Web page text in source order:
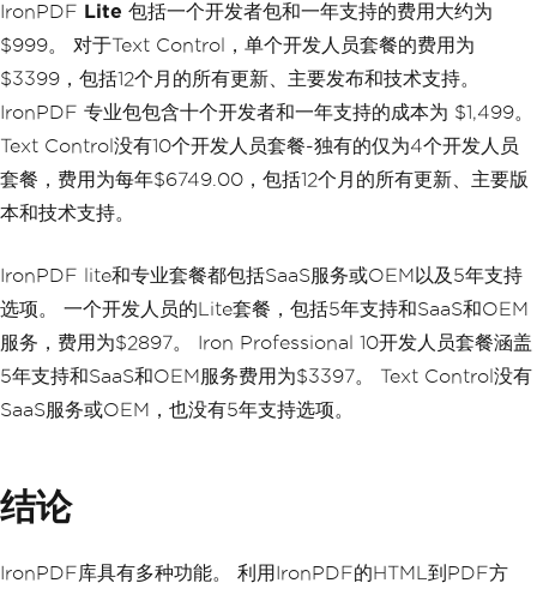
IronPDF Lite 包括一个开发者包和一年支持的费用大约为
$999。 对于Text Control，单个开发人员套餐的费用为
$3399，包括12个月的所有更新、主要发布和技术支持。
IronPDF 专业包包含十个开发者和一年支持的成本为 $1,499。
Text Control没有10个开发人员套餐-独有的仅为4个开发人员
套餐，费用为每年$6749.00，包括12个月的所有更新、主要版
本和技术支持。
IronPDF lite和专业套餐都包括SaaS服务或OEM以及5年支持
选项。 一个开发人员的Lite套餐，包括5年支持和SaaS和OEM
服务，费用为$2897。 Iron Professional 10开发人员套餐涵盖
5年支持和SaaS和OEM服务费用为$3397。 Text Control没有
SaaS服务或OEM，也没有5年支持选项。
结论
IronPDF库具有多种功能。 利用IronPDF的HTML到PDF方